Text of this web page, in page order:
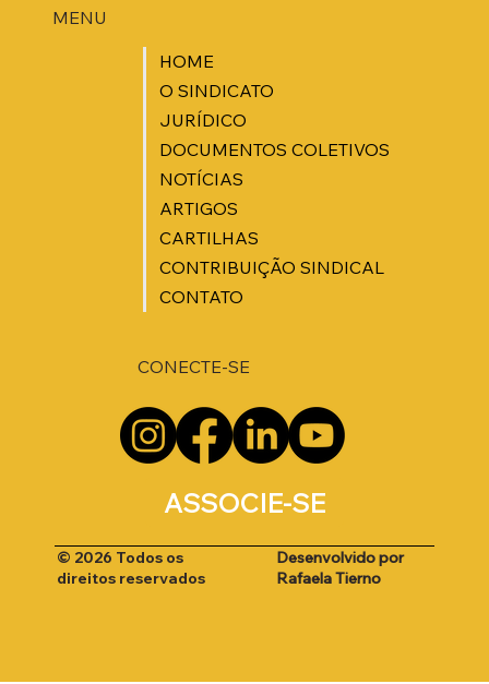
MENU
HOME
O SINDICATO
JURÍDICO
DOCUMENTOS COLETIVOS
NOTÍCIAS
ARTIGOS
CARTILHAS
CONTRIBUIÇÃO SINDICAL
CONTATO
ASSOCIE-SE
CONECTE-SE
© 2026 Todos os
direitos reservados
Desenvolvido por
Rafaela Tierno